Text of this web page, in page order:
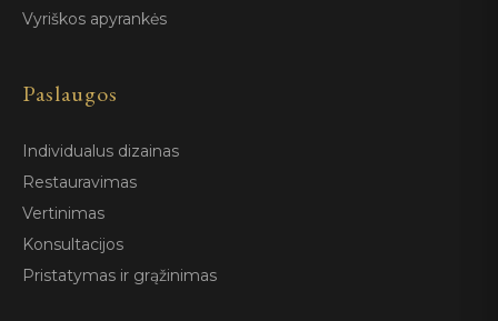
Vyriškos apyrankės
Paslaugos
Individualus dizainas
Restauravimas
Vertinimas
Konsultacijos
Pristatymas ir grąžinimas